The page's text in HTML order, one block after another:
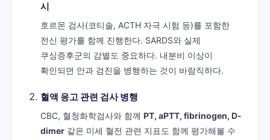
시
호르몬 검사(코티솔, ACTH 자극 시험 등)를 포함한
전신 평가를 함께 진행한다. SARDS와 실제
쿠싱증후군의 감별도 중요하다. 내분비 이상이
확인되면 안과 검진을 병행하는 것이 바람직하다.
혈액 응고 관련 검사 병행
CBC, 혈청화학검사와 함께 PT, aPTT, fibrinogen, D-
dimer같은 미세 혈전 관련 지표도 함께 평가해볼 수